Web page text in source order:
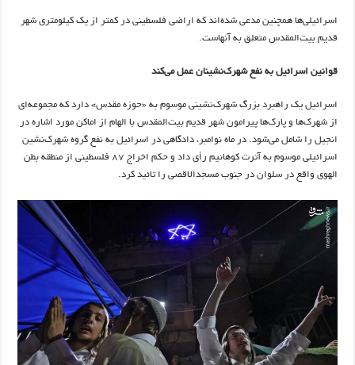
اسرائیلی‌ها همچنین مدعی شده‌اند که اراضی فلسطینی در کمتر از یک کیلومتری شهر
قدیم بیت‌المقدس متعلق به آنهاست.
قوانین اسرائیل به نفع شهرک‌نشینان عمل می‌کند
اسرائیل یک راهبرد بزرگ شهرک‌نشینی موسوم به «حوزه مقدس» دارد که مجموعه‌ای
از شهرک‌ها و پارک‌ها پیرامون شهر قدیم بیت‌المقدس با الهام از اماکن مورد اشاره در
انجیل را شامل می‌شود. در ماه نوامبر، دادگاهی در اسرائیل به نفع گروه شهرک‌نشین
اسرائیلی موسوم به آترت کوهانیم رأی داد و حکم اخراج ۸۷ فلسطینی از منطقه بطن
الهوی واقع در سلوان در جنوب مسجدالاقصی را تائید کرد.